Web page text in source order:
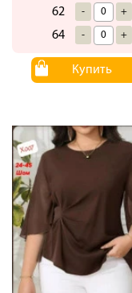
62 - +
64 - +
Купить